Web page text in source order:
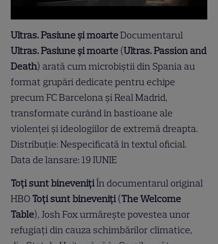
Ultras. Pasiune și moarteDocumentarul
Ultras. Pasiune și moarte (Ultras. Passion and
Death) arată cum microbiștii din Spania au
format grupări dedicate pentru echipe
precum FC Barcelona și Real Madrid,
transformate curând în bastioane ale
violenței și ideologiilor de extremă dreapta.
Distribuție: Nespecificată în textul oficial.
Data de lansare: 19 IUNIE
Toți sunt binevenițiÎn documentarul original
HBO Toți sunt bineveniți(The Welcome
Table), Josh Fox urmărește povestea unor
refugiați din cauza schimbărilor climatice,